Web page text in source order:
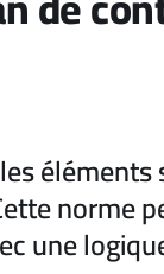
norme
une